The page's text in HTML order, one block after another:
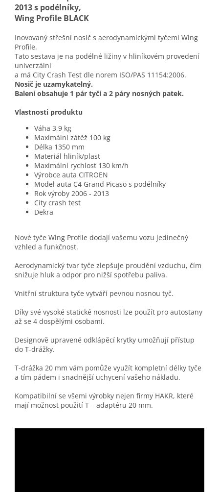
2013 s podélníky,
Wing Profile BLACK
Inovovaný střešní nosič s aerodynamickými tyčemi Wing
Profile.
Tato sestava je na podélné ližiny v hliníkovém provedení
univerzální
a má City Crash Test dle norem ISO/PAS 11154:2006.
Nosič je uzamykatelný.
Balení obsahuje 1 pár tyčí a 2 páry nosných patek.
Vlastnosti produktu
Váha 3,9 kg
Maximální zátěž 100 kg
Délka 1350 mm
Materiál hliník/plast
Maximální rychlost 130 km/h
Výrobce auta CITROEN
Model auta C4 Grand Picaso s podélníky
Rok výroby 2006 - 2013
City crash test
Dekra
Nové tyče Wing Profile dodají vašemu vozu jedinečný
vzhled a funkčnost.
Aerodynamický tvar tyče zlepšuje proudění vzduchu, čím
snižuje hluk a odpor pro nižší spotřebu paliva.
Vnitřní struktura tyče vytváří pevnou nosnou tyč.
Díky své vysoké statické nosnosti lze použít pro autostany
až se 4 dospělými osobami.
Designově upravené odklápěcí krytky umožňují přístup
do T-drážky.
T-drážka 20 mm vám pomůže využít kompletní délky tyče
a tím pádem i snadnější uchycení vašeho nákladu.
Kompatibilní se všemi výrobky nejen firmy HAKR, které
mají možnost použití T – adaptéru 20 mm.